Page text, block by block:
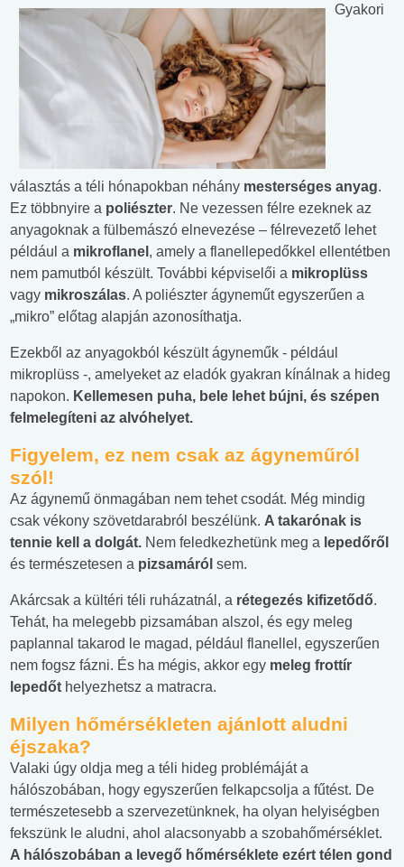
Gyakori
választás a téli hónapokban néhány mesterséges anyag.
Ez többnyire a poliészter. Ne vezessen félre ezeknek az
anyagoknak a fülbemászó elnevezése – félrevezető lehet
például a mikroflane , amely a flanellepedőkkel ellentétben
nem pamutból készült. További képviselői a mikroplüss
vagy mikroszálas. A poliészter ágyneműt egyszerűen a
„mikro” előtag alapján azonosíthatja.
Ezekből az anyagokból készült ágyneműk - például
mikroplüss -, amelyeket az eladók gyakran kínálnak a hideg
napokon. Kellemesen puha, bele lehet bújni, és szépen
fel melegíteni az alvóhelyet.
Figyelem, ez nem csak az ágyneműról
szól!
Az ágynemű önmagában nem tehet csodát. Még mindig
csak vékony szövetdarabról beszélünk. A takarónak is
tennie kell a dolgát. Nem feledkezhetünk meg a epedőről
és természetesen a pizsamáról sem.
Akárcsak a kültéri téli ruházatnál, a rétegezés kifizetődő.
Tehát, ha melegebb pizsamában alszol, és egy meleg
paplannal takarod le magad, például flanellel, egyszerűen
nem fogsz fázni. És ha mégis, akkor egy meleg frottír
lepedőt helyezhetsz a matracra.
Milyen hőmérsékleten ajánlott aludni
éjszaka?
Valaki úgy oldja meg a téli hideg problémáját a
hálószobában, hogy egyszerűen felkapcsolja a fűtést. De
természetesebb a szervezetünknek, ha olyan helyiségben
fekszünk le aludni, ahol alacsonyabb a szobahőmérséklet.
A hálószobában a levegő hőmérséklete ezért télen gond